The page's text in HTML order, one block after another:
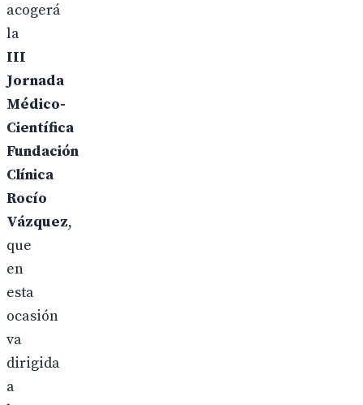
acogerá
la
III
Jornada
Médico-
Científica
Fundación
Clínica
Rocío
Vázquez,
que
en
esta
ocasión
va
dirigida
a